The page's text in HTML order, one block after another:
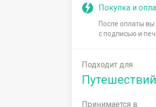
Покупка и
После оплаты
с подписью и
Подходит для
Принимается в